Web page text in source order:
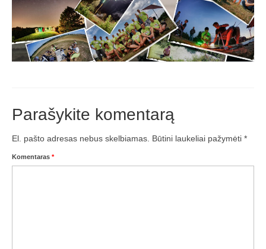
Trasos schema (2016-3)
2017 pirmos lėktuvų lenktynės
Lėktuvų lenktynių taisyklės – 2017-1
Lėktuvų lenktynės įvyko – rezultatai!
Parašykite komentarą
El. pašto adresas nebus skelbiamas. Būtini laukeliai pažymėti *
Komentaras *